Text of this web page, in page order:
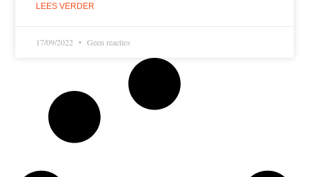
LEES VERDER
17/09/2022 Geen reacties